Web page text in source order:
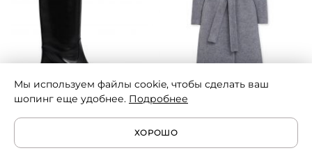
Le Monde Béryl
Сапоги с треугольным
Bottega Martinese
Пальто демисезонное
Мы используем файлы cookie, чтобы сделать ваш
шопинг еще удобнее. Подробнее
ХОРОШО